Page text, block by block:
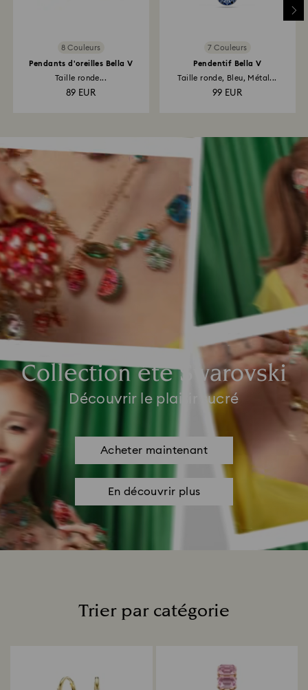
8 Couleurs
Pendants d'oreilles Bella V
Taille ronde...
89 EUR
7 Couleurs
Pendentif Bella V
Taille ronde, Bleu, Métal...
99 EUR
Collection été Swarovski
Découvrir le plaisir sucré
Acheter maintenant
En découvrir plus
Trier par catégorie